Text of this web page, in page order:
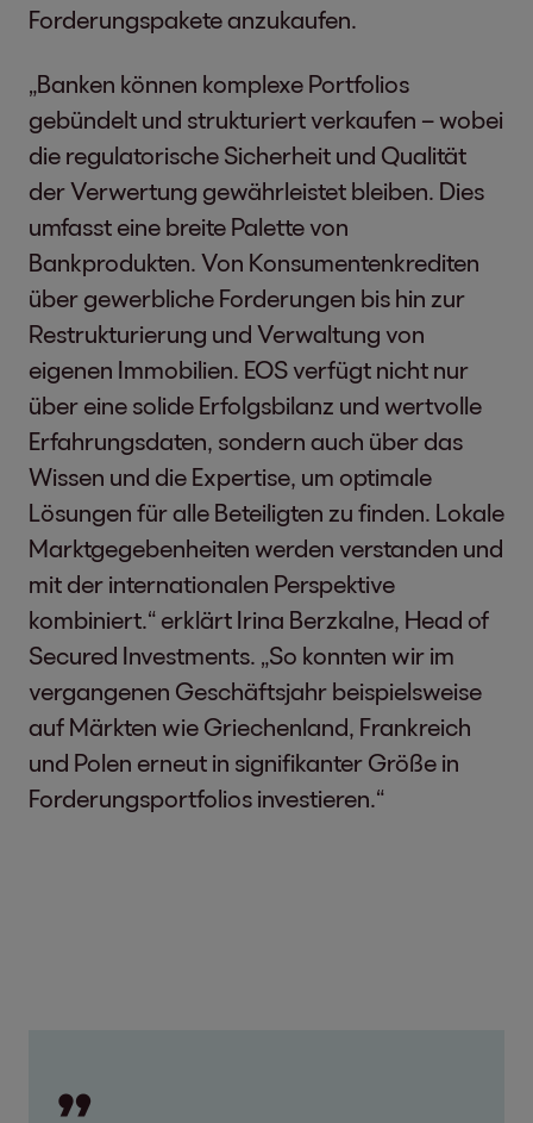
Forderungspakete anzukaufen.
„Banken können komplexe Portfolios
gebündelt und strukturiert verkaufen – wobei
die regulatorische Sicherheit und Qualität
der Verwertung gewährleistet bleiben. Dies
umfasst eine breite Palette von
Bankprodukten. Von Konsumentenkrediten
über gewerbliche Forderungen bis hin zur
Restrukturierung und Verwaltung von
eigenen Immobilien. EOS verfügt nicht nur
über eine solide Erfolgsbilanz und wertvolle
Erfahrungsdaten, sondern auch über das
Wissen und die Expertise, um optimale
Lösungen für alle Beteiligten zu finden. Lokale
Marktgegebenheiten werden verstanden und
mit der internationalen Perspektive
kombiniert.“ erklärt Irina Berzkalne, Head of
Secured Investments. „So konnten wir im
vergangenen Geschäftsjahr beispielsweise
auf Märkten wie Griechenland, Frankreich
und Polen erneut in signifikanter Größe in
Forderungsportfolios investieren.“